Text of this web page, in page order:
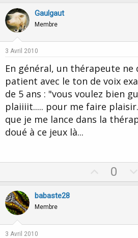
t
Gaulgaut
Membre
3 Avril 2010
En général, un thérapeute ne
patient avec le ton de voix
de 5 ans : "vous voulez bien
plaiiiit..... pour me faire
que je me lance dans la
doué à ce jeux là...
p
0
babaste28
Membre
3 Avril 2010